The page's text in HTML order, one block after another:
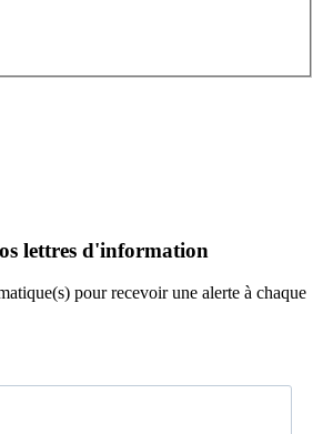
lettres d'information
pour recevoir une alerte à chaque